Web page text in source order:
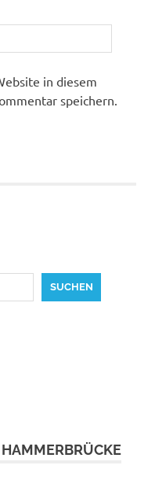
in diesem
speichern.
SUCHEN